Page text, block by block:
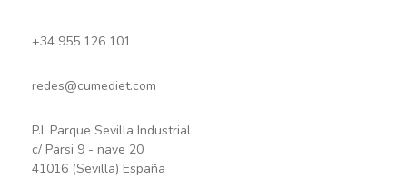
+34 955 126 101
redes@cumediet.com
P.I. Parque Sevilla Industrial
c/ Parsi 9 - nave 20
41016 (Sevilla) España